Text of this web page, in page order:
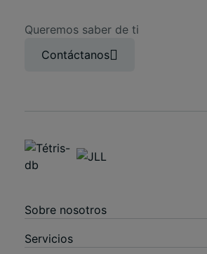
Queremos saber de ti
Contáctanos
Sobre nosotros
Servicios